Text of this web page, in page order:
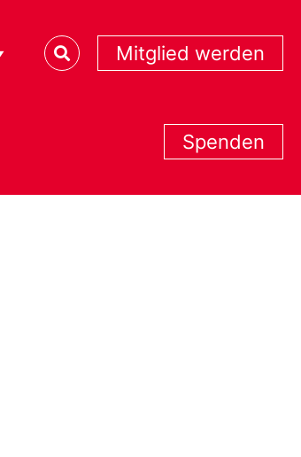
Mitglied werden
Spenden